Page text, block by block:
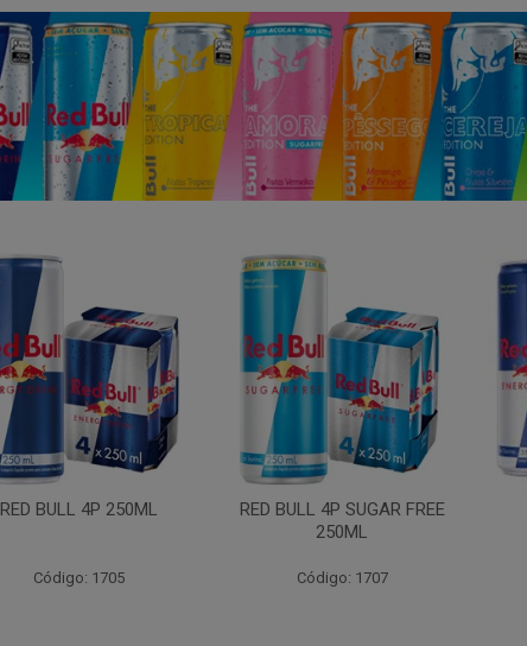
RED BULL 4P 250ML
Código: 1705
RED BULL 4P SUGAR FREE
250ML
Código: 1707